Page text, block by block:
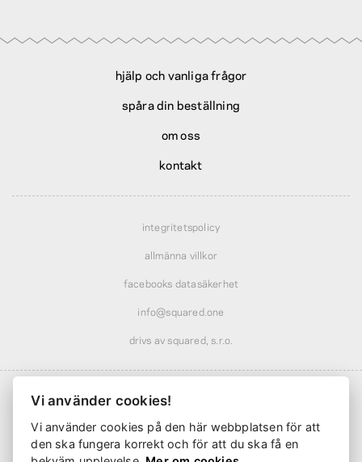
hjälp och vanliga frågor
spåra din beställning
om oss
kontakt
integritetspolicy
allmänna villkor
facebooks datasäkerhet
info@squared.one
drivs av squared, s.r.o.
Frakt från61 kr· rabatterad över 569 kr
Leverans från2 arbetsdagar
Vi använder cookies!
Vi använder cookies på den här webbplatsen för att
den ska fungera korrekt och för att du ska få en